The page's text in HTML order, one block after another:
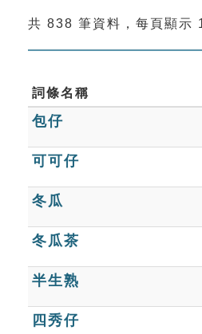
索引選單
單字索引
生命大百科索引
遊戲專區
教學應用
貓頭鷹博士
共 838 筆資料，每頁顯示
詞條名稱
包仔
可可仔
冬瓜
冬瓜茶
半生熟
四秀仔